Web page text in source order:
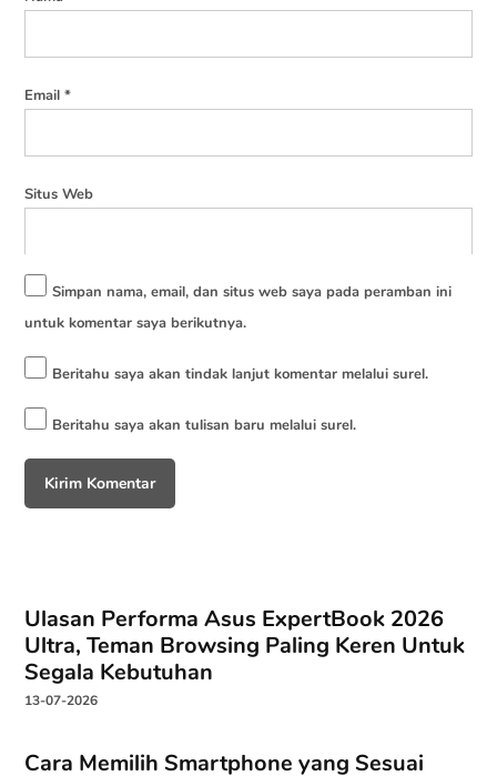
Balas
Abdul Hakimsays:
menggunakan, terima kasih”
Balas
eirza irawansays:
Balas
Alhamdulillah, sangat membantu, pas membuat persiapan
mengajar. Adakah Bloom2 lain yang sudah lahir lagi….hehe
Balas
Email*
Situs Web
Simpan nama, email, dan situs web saya pada peramban ini
untuk komentar saya berikutnya.
Beritahu saya akan tindak lanjut komentar melalui surel.
Beritahu saya akan tulisan baru melalui surel.
Ulasan Performa Asus ExpertBook 2026
Ultra, Teman Browsing Paling Keren Untuk
Segala Kebutuhan
13-07-2026
Cara Memilih Smartphone yang Sesuai